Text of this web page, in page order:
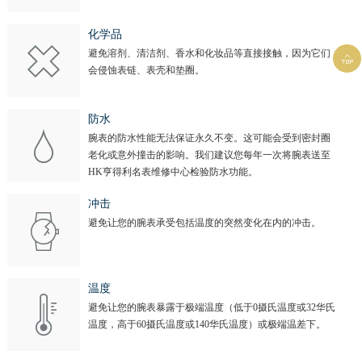
化学品
避免溶剂、清洁剂、香水和化妆品等直接接触，因为它们
会侵蚀表链、表壳和垫圈。
防水
腕表的防水性能无法保证永久不变。这可能会受到密封圈
老化或意外撞击的影响。我们建议您每年一次将腕表送至
HK亨得利名表维修中心检验防水功能。
冲击
避免让您的腕表承受包括温度的突然变化在内的冲击。
温度
避免让您的腕表暴露于极端温度（低于0摄氏温度或32华氏
温度，高于60摄氏温度或140华氏温度）或极端温差下。
